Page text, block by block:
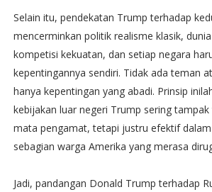
Selain itu, pendekatan Trump terhadap
mencerminkan politik realisme klasik,
kompetisi kekuatan, dan setiap negara
kepentingannya sendiri. Tidak ada teman
hanya kepentingan yang abadi. Prinsip
kebijakan luar negeri Trump sering
mata pengamat, tetapi justru efektif
sebagian warga Amerika yang merasa
Jadi, pandangan Donald Trump terhadap